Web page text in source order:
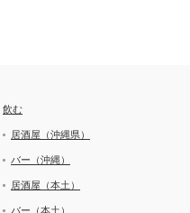
飲む
居酒屋（沖縄県）
バー（沖縄）
居酒屋（本土）
バー（本土）